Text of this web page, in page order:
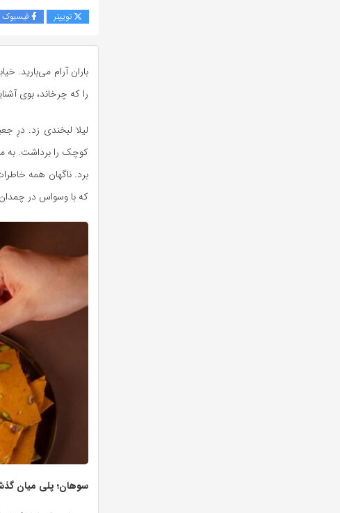
توییتر فیسبوک
باران آرام می‌بارید.
را که چرخاند، بوی
لیلا لبخندی زد. درِ
کوچک را برداشت. به
برد. ناگهان همه
که با وسواس در
سوهان؛ پلی میان